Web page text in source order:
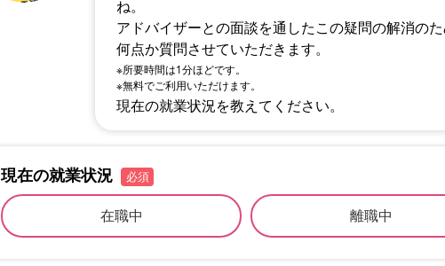
ね。
アドバイザーとの面談を通したこの疑問の解消のた
何点か質問させていただきます。
※所要時間は1分ほどです。
※無料でご利用いただけます。
現在の就業状況を教えてください。
現在の就業状況 必須
在職中 離職中